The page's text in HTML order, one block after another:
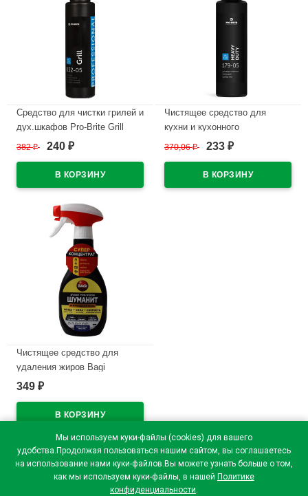
Мы используем куки-файлы (cookies) для вашего
удобства.Продолжая пользоваться нашим сайтом, вы соглашаетесь
на использование нами куки-файлов.Вы можете узнать больше о том,
как мы используем куки-файлы, в нашей Политике
конфиденциальности.
Средство для чистки грилей и
дух.шкафов Pro-Brite Grill
Professional 500мл курок
382₽ 240 ₽
Чистящее средство для
кухни и кухонного
оборудования Pro-Brite Heavy
370,06₽ 233 ₽
Чистящее средство для
удаления жиров Bagi
Шуманит-спрей 250мл (Ст.12)
349 ₽